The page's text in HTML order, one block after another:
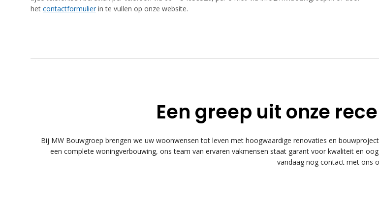
het contactformulierin te vullen op onze website.
Een greep uit onze
Bij MW Bouwgroep brengen we uw woonwensen tot leven met hoogwaardige renovaties en
een complete woningverbouwing, ons team van ervaren vakmensen staat garant voor kwaliteit en
vandaag nog contact met ons